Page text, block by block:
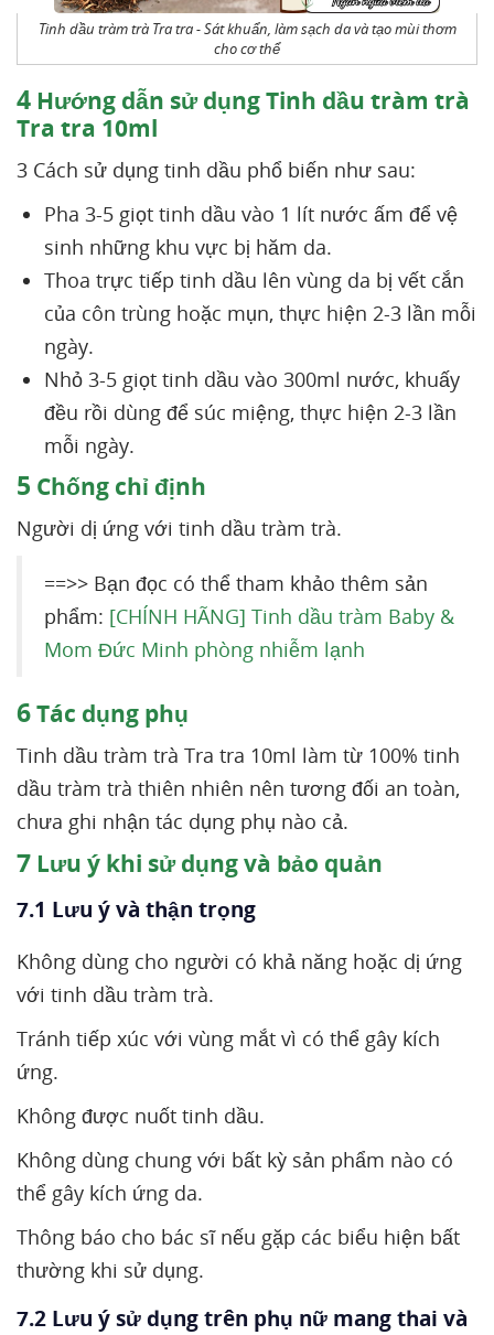
Tinh dầu tràm trà Tra tra - Sát khuẩn, làm sạch da và tạo mùi thơm
cho cơ thể
4 Hướng dẫn sử dụng Tinh dầu tràm trà
Tra tra 10ml
3 Cách sử dụng tinh dầu phổ biến như sau:
Pha 3-5 giọt tinh dầu vào 1 lít nước ấm để vệ
sinh những khu vực bị hăm da.
Thoa trực tiếp tinh dầu lên vùng da bị vết cắn
của côn trùng hoặc mụn, thực hiện 2-3 lần mỗi
ngày.
Nhỏ 3-5 giọt tinh dầu vào 300ml nước, khuấy
đều rồi dùng để súc miệng, thực hiện 2-3 lần
mỗi ngày.
5 Chống chỉ định
Người dị ứng với tinh dầu tràm trà.
==>> Bạn đọc có thể tham khảo thêm sản
phẩm: [CHÍNH HÃNG] Tinh dầu tràm Baby &
Mom Đức Minh phòng nhiễm lạnh
6Tác dụng phụ
Tinh dầu tràm trà Tra tra 10ml làm từ 100% tinh
dầu tràm trà thiên nhiên nên tương đối an toàn,
chưa ghi nhận tác dụng phụ nào cả.
7 Lưu ý khi sử dụng và bảo quản
7.1 Lưu ý và thận trọng
Không dùng cho người có khả năng hoặc dị ứng
với tinh dầu tràm trà.
Tránh tiếp xúc với vùng mắt vì có thể gây kích
ứng.
Không được nuốt tinh dầu.
Không dùng chung với bất kỳ sản phẩm nào có
thể gây kích ứng da.
Thông báo cho bác sĩ nếu gặp các biểu hiện bất
thường khi sử dụng.
7.2 Lưu ý sử dụng trên phụ nữ mang thai và